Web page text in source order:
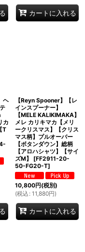
カートに入れる
ヘ
カ
T
【Reyn Spooner】【レ
インスプーナー】
【MELE KALIKIMAKA】
メレ カリキマカ【メリ
ークリスマス】【クリス
マス柄】プルオーバー
【ボタンダウン】総柄
【アロハシャツ】【サイ
ズM】
[FF2911-20-
50-FG20-T]
10,800円(税別)
(税込 : 11,880円)
カートに入れる